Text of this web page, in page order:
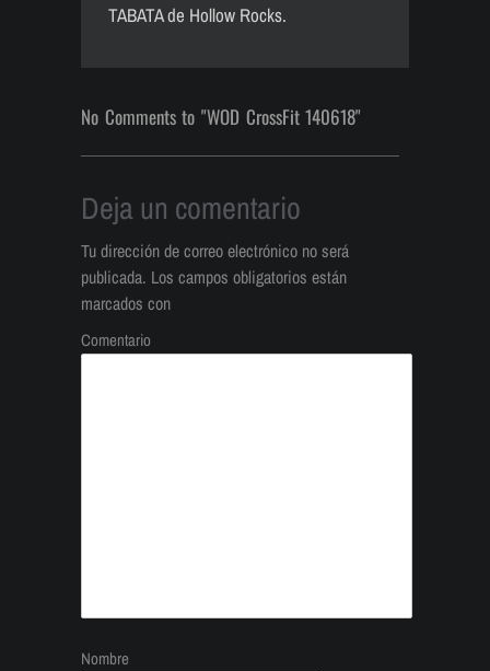
TABATA de Hollow Rocks.
No Comments to "WOD CrossFit 140618"
Deja un comentario
Tu dirección de correo electrónico no será
publicada. Los campos obligatorios están
marcados con
Comentario
Nombre